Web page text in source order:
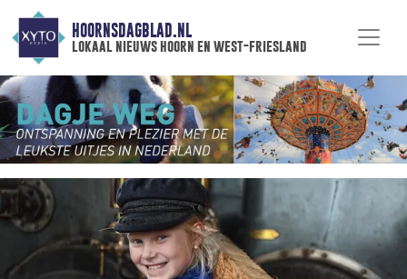
HOORNSDAGBLAD.NL
lokaal nieuws hoorn en west-friesland